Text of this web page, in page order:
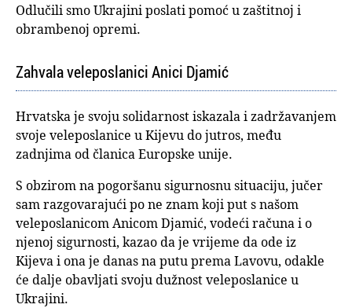
Odlučili smo Ukrajini poslati pomoć u zaštitnoj i
obrambenoj opremi.
Zahvala veleposlanici Anici Djamić
Hrvatska je svoju solidarnost iskazala i zadržavanjem
svoje veleposlanice u Kijevu do jutros, među
zadnjima od članica Europske unije.
S obzirom na pogoršanu sigurnosnu situaciju, jučer
sam razgovarajući po ne znam koji put s našom
veleposlanicom Anicom Djamić, vodeći računa i o
njenoj sigurnosti, kazao da je vrijeme da ode iz
Kijeva i ona je danas na putu prema Lavovu, odakle
će dalje obavljati svoju dužnost veleposlanice u
Ukrajini.